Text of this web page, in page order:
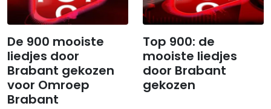
De 900 mooiste
liedjes door
Brabant gekozen
voor Omroep
Brabant
Top 900: de
mooiste liedjes
door Brabant
gekozen